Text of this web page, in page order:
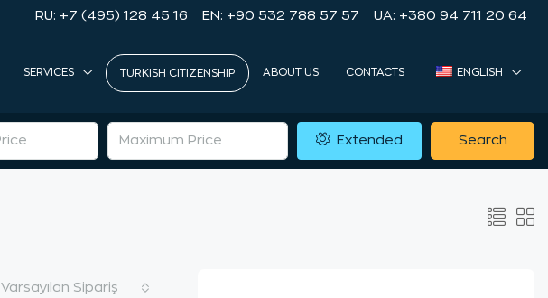
RU: +7 (495) 128 45 16 EN: +90 532 788 57 57 UA: +380 94 711 20 64
SERVICES TURKISH CITIZENSHIP ABOUT US CONTACTS ENGLISH
Extended Search
Varsayılan Sipariş